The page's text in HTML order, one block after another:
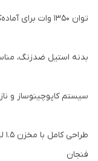
توان ۱۳۵۰ وات برای آماده‌کاری سریع
بدنه استیل ضدزنگ،
سیستم کاپوچینوساز و
فنجان